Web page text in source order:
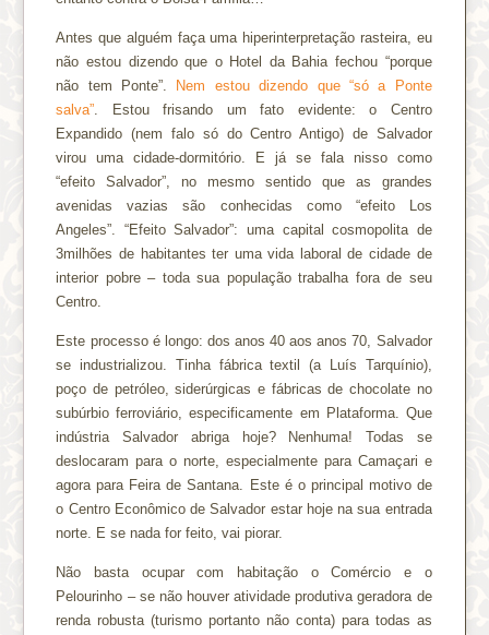
Antes que alguém faça uma hiperinterpretação rasteira, eu
não estou dizendo que o Hotel da Bahia fechou “porque
não tem Ponte”.
Nem estou dizendo que “só a Ponte
salva”. Estou frisando um fato evidente: o Centro
Expandido (nem falo só do Centro Antigo) de Salvador
virou uma cidade-dormitório. E já se fala nisso como
“efeito Salvador”, no mesmo sentido que as grandes
avenidas vazias são conhecidas como “efeito Los
Angeles”. “Efeito Salvador”: uma capital cosmopolita de
3milhões de habitantes ter uma vida laboral de cidade de
interior pobre – toda sua população trabalha fora de seu
Centro.
Este processo é longo: dos anos 40 aos anos 70, Salvador
se industrializou. Tinha fábrica textil (a Luís Tarquínio),
poço de petróleo, siderúrgicas e fábricas de chocolate no
subúrbio ferroviário, especificamente em Plataforma. Que
indústria Salvador abriga hoje? Nenhuma! Todas se
deslocaram para o norte, especialmente para Camaçari e
agora para Feira de Santana. Este é o principal motivo de
o Centro Econômico de Salvador estar hoje na sua entrada
norte. E se nada for feito, vai piorar.
Não basta ocupar com habitação o Comércio e o
Pelourinho – se não houver atividade produtiva geradora de
renda robusta (turismo portanto não conta) para todas as